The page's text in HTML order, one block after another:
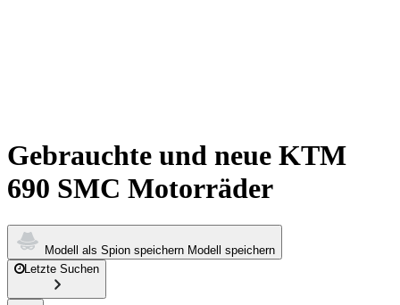
Gebrauchte und neue KTM
690 SMC Motorräder
Modell als Spion speichern Modell speichern
Letzte Suchen